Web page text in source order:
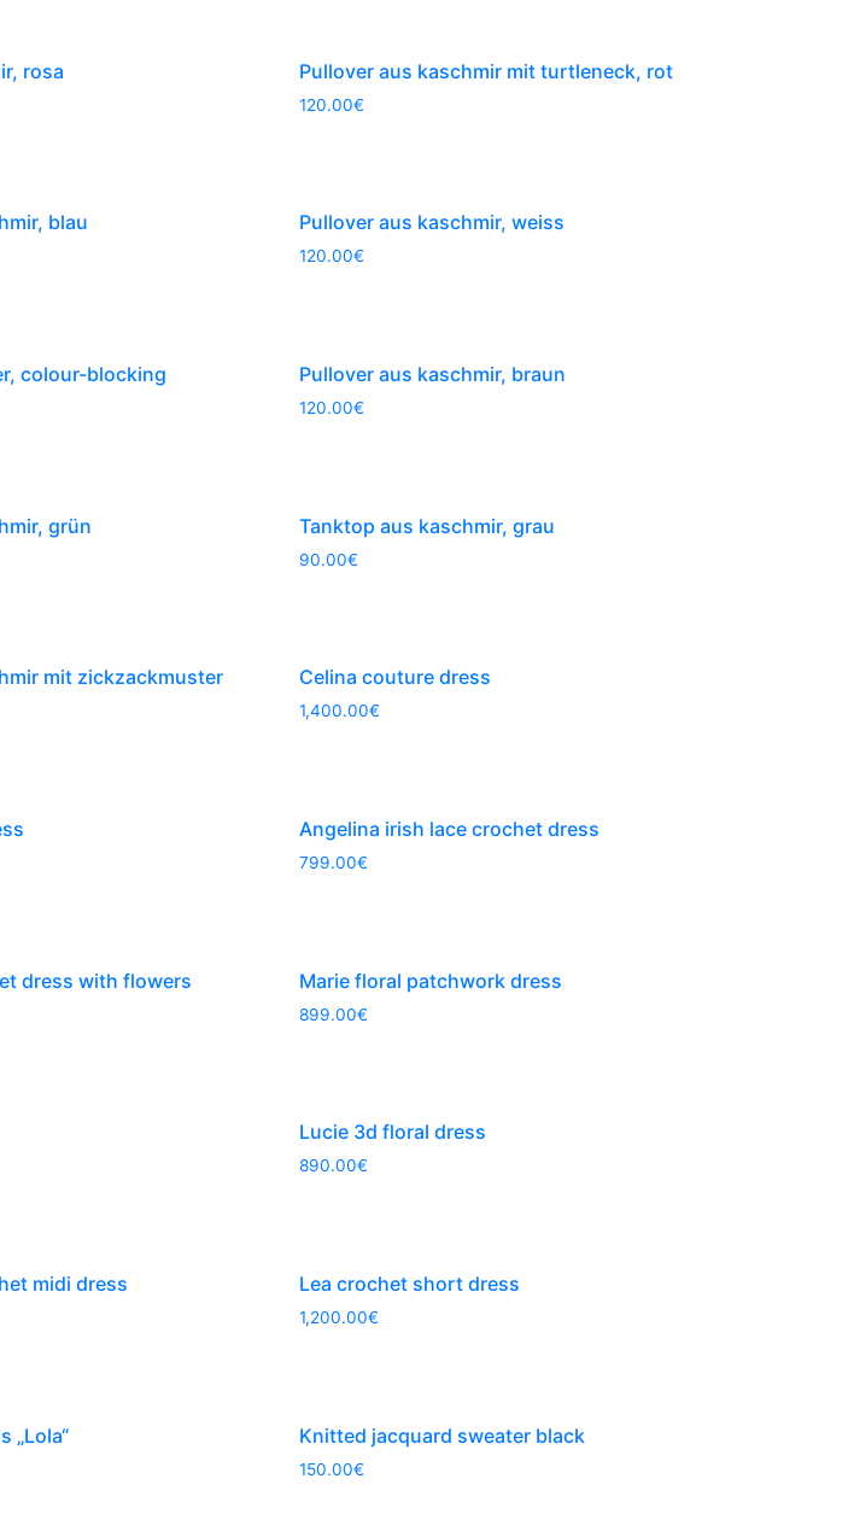
rosa Pullover aus kaschmir mit turtleneck, rot
120.00€
blau Pullover aus kaschmir, weiss
120.00€
colour-blocking Pullover aus kaschmir, braun
120.00€
grün Tanktop aus kaschmir, grau
90.00€
mit zickzackmuster Celina couture dress
1,400.00€
Angelina irish lace crochet dress
799.00€
dress with flowers Marie floral patchwork dress
899.00€
Lucie 3d floral dress
890.00€
midi dress Lea crochet short dress
1,200.00€
„Lola“ Knitted jacquard sweater black
150.00€